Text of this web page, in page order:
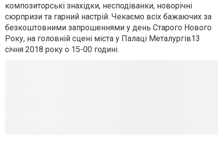
композиторські знахідки, несподіванки, новорічні
сюрпризи та гарний настрій. Чекаємо всіх бажаючих за
безкоштовними запрошеннями у день Старого Нового
Року, на головній сцені міста у Палаці Металургів13
січня 2018 року о 15-00 годині.